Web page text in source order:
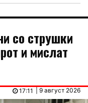
со струшки
и мислат
| 9 август 2026
17:11